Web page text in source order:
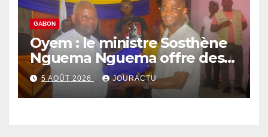
GABON
Oyem : le ministre Sosthène
Nguema Nguema offre des
nouvelles tenues aux chefs
de quartiers
5 AOÛT 2026 JOURACTU